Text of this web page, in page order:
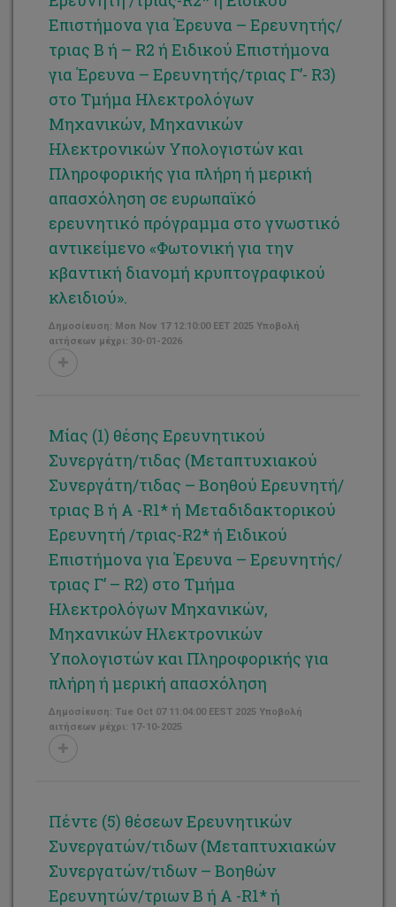
Επιστήμονα για Έρευνα – Ερευνητής/
τριας Β ή – R2 ή Ειδικού Επιστήμονα
για Έρευνα – Ερευνητής/τριας Γ’- R3)
στο Τμήμα Ηλεκτρολόγων
Μηχανικών, Μηχανικών
Ηλεκτρονικών Υπολογιστών και
Πληροφορικής για πλήρη ή μερική
απασχόληση σε ευρωπαϊκό
ερευνητικό πρόγραμμα στο γνωστικό
αντικείμενο «Φωτονική για την
κβαντική διανομή κρυπτογραφικού
κλειδιού».
Δημοσίευση: Mon Nov 17 12:10:00 EET 2025 Υποβολή
αιτήσεων μέχρι: 30-01-2026
Mίας (1) θέσης Ερευνητικού
Συνεργάτη/τιδας (Μεταπτυχιακού
Συνεργάτη/τιδας – Βοηθού Ερευνητή/
τριας Β ή Α -R1* ή Μεταδιδακτορικού
Ερευνητή /τριας-R2* ή Ειδικού
Επιστήμονα για Έρευνα – Ερευνητής/
τριας Γ’ – R2) στο Τμήμα
Ηλεκτρολόγων Μηχανικών,
Μηχανικών Ηλεκτρονικών
Υπολογιστών και Πληροφορικής για
πλήρη ή μερική απασχόληση
Δημοσίευση: Tue Oct 07 11:04:00 EEST 2025 Υποβολή
αιτήσεων μέχρι: 17-10-2025
Πέντε (5) θέσεων Ερευνητικών
Συνεργατών/τιδων (Μεταπτυχιακών
Συνεργατών/τιδων – Βοηθών
Ερευνητών/τριων Β ή Α -R1* ή